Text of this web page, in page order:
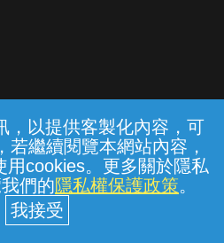
，以提供客製化內容，可
若繼續閱覽本網站內容，
用cookies。更多關於隱私
們的隱私權保護政策。
服務條款 隱私權保護
公司個人家庭分公司
96979949) © 2026
{{notifyMsg}}